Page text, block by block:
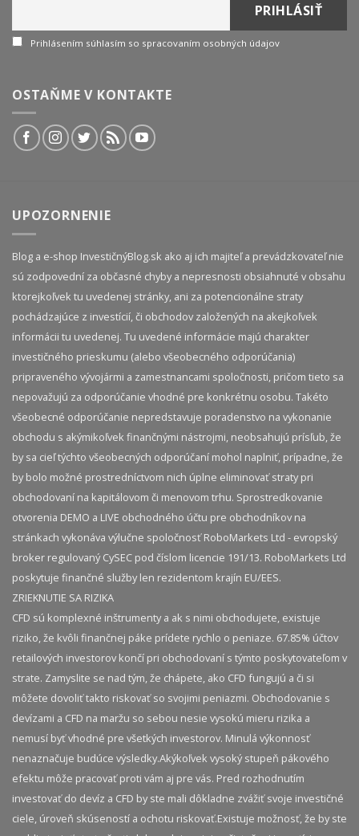
Prihlásením súhlasím so spracovaním osobných údajov
OSTAŇME V KONTAKTE
UPOZORNENIE
Blog a e-shop InvestičnýBlog.sk ako aj ich majiteľ a prevádzkovateľ nie
sú zodpovední za občasné chyby a nepresnosti obsiahnuté v obsahu
ktorejkoľvek tu uvedenej stránky, ani za potencionálne straty
pochádzajúce z investícií, či obchodov založených na akejkoľvek
informácii tu uvedenej. Tu uvedené informácie majú charakter
investičného prieskumu (alebo všeobecného odporúčania)
pripraveného vývojármi a zamestnancami spoločnosti, pričom tieto sa
nepovažujú za odporúčanie vhodné pre konkrétnu osobu. Takéto
všeobecné odporúčanie nepredstavuje poradenstvo na vykonanie
obchodu s akýmikoľvek finančnými nástrojmi, neobsahujú prísľub, že
by sa cieľ týchto všeobecných odporúčaní mohol naplniť, prípadne, že
by bolo možné prostredníctvom nich úplne eliminovať straty pri
obchodovaní na kapitálovom či menovom trhu. Sprostredkovanie
otvorenia DEMO a LIVE obchodného účtu pre obchodníkov na
stránkach vykonáva výlučne spoločnosť RoboMarkets Ltd - evropský
broker regulovaný CySEC pod číslom licencie 191/13. RoboMarkets Ltd
poskytuje finančné služby len rezidentom krajín EU/EES.
ZRIEKNUTIE SA RIZIKA
CFD sú komplexné inštrumenty a ak s nimi obchodujete, existuje
riziko, že kvôli finančnej páke prídete rychlo o peniaze. 67.85% účtov
retailových investorov končí pri obchodovaní s týmto poskytovateľom v
strate. Zamyslite se nad tým, že chápete, ako CFD fungujú a či si
môžete dovoliť takto riskovať so svojimi peniazmi. Obchodovanie s
devízami a CFD na maržu so sebou nesie vysokú mieru rizika a
nemusí byť vhodné pre všetkých investorov. Minulá výkonnosť
nenaznačuje budúce výsledky.​ Akýkoľvek vysoký stupeň pákového
efektu môže pracovať proti vám aj pre vás. Pred rozhodnutím
investovať do devíz a CFD by ste mali dôkladne zvážiť svoje investičné
ciele, úroveň skúseností a ochotu riskovať.​ Existuje možnosť, že by ste